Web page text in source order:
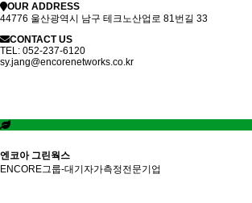
OUR ADDRESS
44776 울산광역시 남구 테크노산업로 81번길 33
CONTACT US
TEL: 052-237-6120
sy.jang@encorenetworks.co.kr
엔코아 그린웍스
ENCORE그룹-대기자가측정전문기업